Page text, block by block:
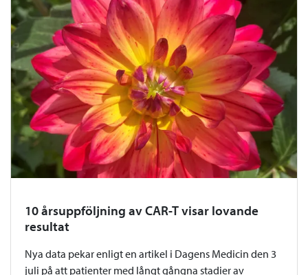
10 årsuppföljning av CAR-T visar lovande
resultat
Nya data pekar enligt en artikel i Dagens Medicin den 3
juli på att patienter med långt gångna stadier av